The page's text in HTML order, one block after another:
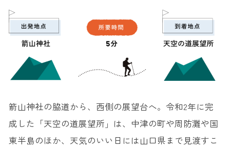
箭山神社の脇道から、西側の展望台へ。令和2年に完
成した「天空の道展望所」は、中津の町や周防灘や国
東半島のほか、天気のいい日には山口県まで見渡すこ